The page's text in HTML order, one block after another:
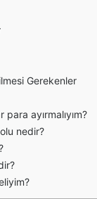
Gerekenler
ayırmalıyım?
nedir?